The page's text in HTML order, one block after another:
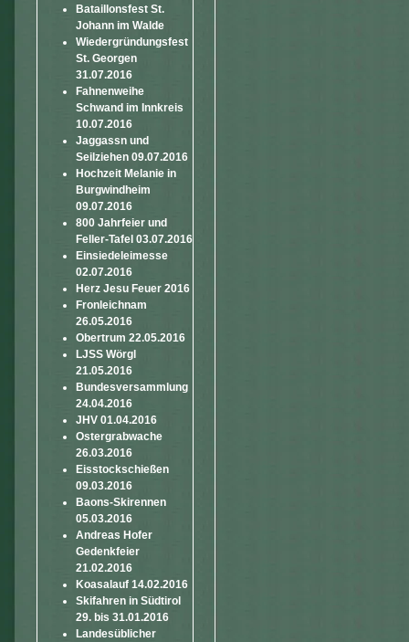
Bataillonsfest St.
Johann im Walde
Wiedergründungsfest
St. Georgen
31.07.2016
Fahnenweihe
Schwand im Innkreis
10.07.2016
Jaggassn und
Seilziehen 09.07.2016
Hochzeit Melanie in
Burgwindheim
09.07.2016
800 Jahrfeier und
Feller-Tafel 03.07.2016
Einsiedeleimesse
02.07.2016
Herz Jesu Feuer 2016
Fronleichnam
26.05.2016
Obertrum 22.05.2016
LJSS Wörgl
21.05.2016
Bundesversammlung
24.04.2016
JHV 01.04.2016
Ostergrabwache
26.03.2016
Eisstockschießen
09.03.2016
Baons-Skirennen
05.03.2016
Andreas Hofer
Gedenkfeier
21.02.2016
Koasalauf 14.02.2016
Skifahren in Südtirol
29. bis 31.01.2016
Landesüblicher